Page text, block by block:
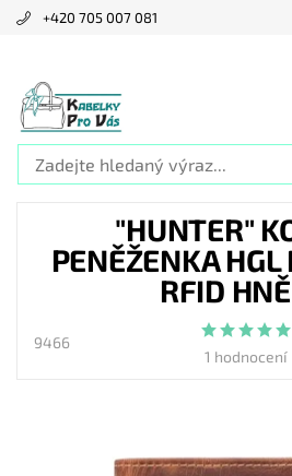
+420 705 007 081
"HUNTER"
PENĚŽENKA
RFID
9466
1 hodnocení